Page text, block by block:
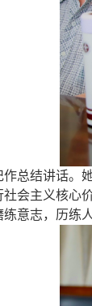
总结讲话。
社会主义核心
意志，历练